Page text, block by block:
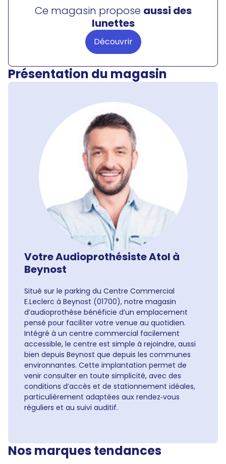
Ce magasin propose aussi des
lunettes
Découvrir
Présentation du magasin
Votre Audioprothésiste Atol à
Beynost
Situé sur le parking du Centre Commercial
E.Leclerc à Beynost (01700), notre magasin
d’audioprothèse bénéficie d’un emplacement
pensé pour faciliter votre venue au quotidien.
Intégré à un centre commercial facilement
accessible, le centre est simple à rejoindre, aussi
bien depuis Beynost que depuis les communes
environnantes. Cette implantation permet de
venir consulter en toute simplicité, avec des
conditions d’accès et de stationnement idéales,
particulièrement adaptées aux rendez‑vous
réguliers et au suivi auditif.
Nos marques tendances